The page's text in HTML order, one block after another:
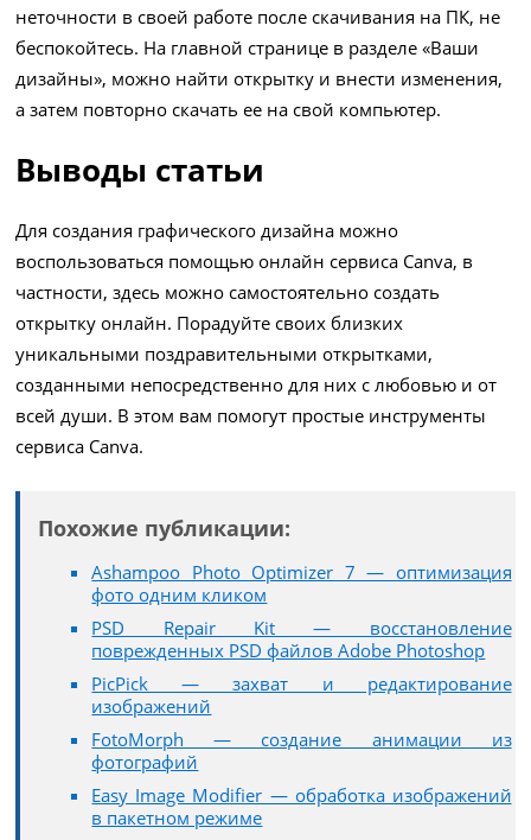
неточности в своей работе после скачивания на ПК, не
беспокойтесь. На главной странице в разделе «Ваши
дизайны», можно найти открытку и внести изменения,
а затем повторно скачать ее на свой компьютер.
Выводы статьи
Для создания графического дизайна можно
воспользоваться помощью онлайн сервиса Canva, в
частности, здесь можно самостоятельно создать
открытку онлайн. Порадуйте своих близких
уникальными поздравительными открытками,
созданными непосредственно для них с любовью и от
всей души. В этом вам помогут простые инструменты
сервиса Canva.
Похожие публикации:
Ashampoo Photo Optimizer 7 — оптимизация
фото одним кликом
PSD Repair Kit — восстановление
поврежденных PSD файлов Adobe Photoshop
PicPick — захват и редактирование
изображений
FotoMorph — создание анимации из
фотографий
Easy Image Modifier — обработка изображений
в пакетном режиме